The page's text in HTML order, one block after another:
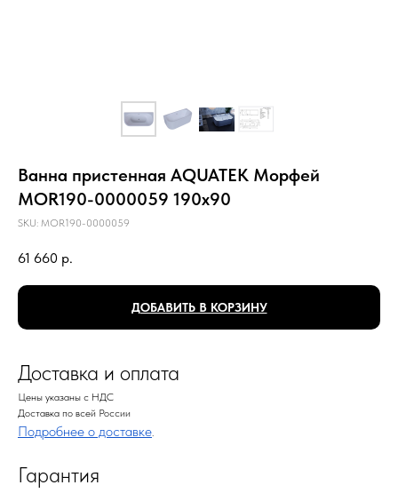
Ванна пристенная AQUATEK Морфей
MOR190-0000059 190х90
SKU: MOR190-0000059
61 660 р.
ДОБАВИТЬ В КОРЗИНУ
Доставка и оплата
Цены указаны с НДС
Доставка по всей России
Подробнее о доставке.
Гарантия